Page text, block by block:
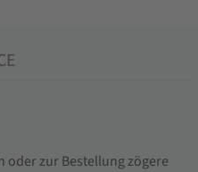
oder zur Bestellung zögere